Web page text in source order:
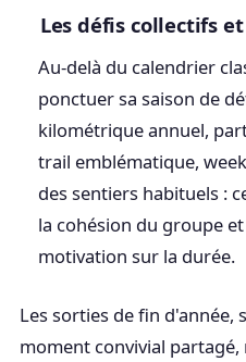
Les défis collectifs
Au-delà du calendrier
ponctuer sa saison de
kilométrique annuel,
trail emblématique,
des sentiers habituels :
la cohésion du groupe
motivation sur la durée.
Les sorties de fin d'année,
moment convivial